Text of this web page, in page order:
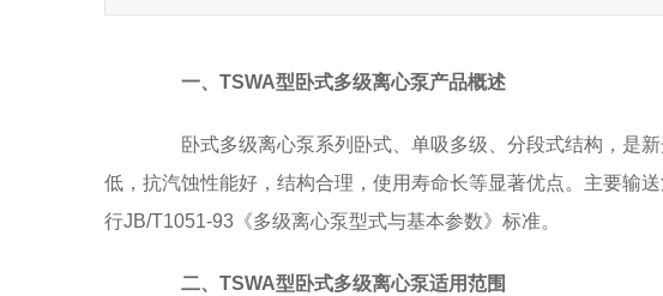
一、TSWA型卧式多级离心泵产品概述
卧式多级离心泵系列卧式、单吸多级、分段式结构，是新
低，抗汽蚀性能好，结构合理，使用寿命长等显著优点。主要输
行JB/T1051-93《多级离心泵型式与基本参数》标准。
二、TSWA型卧式多级离心泵适用范围